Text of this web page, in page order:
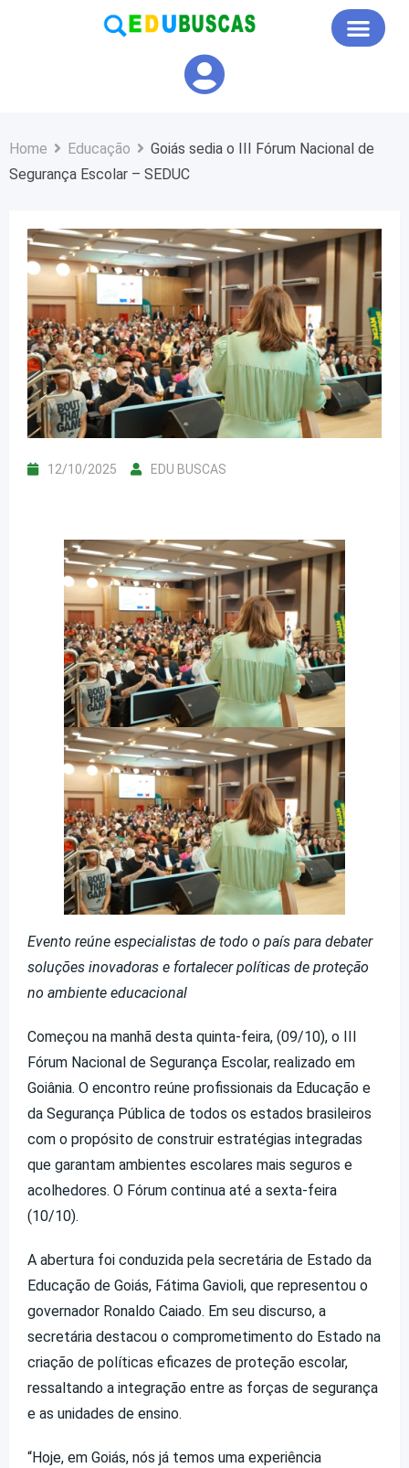
Home Educação
Goiás sedia o III Fórum Nacional de
Segurança Escolar – SEDUC
12/10/2025 EDU BUSCAS
Evento reúne especialistas de todo o país para debater
soluções inovadoras e fortalecer políticas de proteção
no ambiente educacional
Começou na manhã desta quinta-feira, (09/10), o III
Fórum Nacional de Segurança Escolar, realizado em
Goiânia. O encontro reúne profissionais da Educação e
da Segurança Pública de todos os estados brasileiros
com o propósito de construir estratégias integradas
que garantam ambientes escolares mais seguros e
acolhedores. O Fórum continua até a sexta-feira
(10/10).
A abertura foi conduzida pela secretária de Estado da
Educação de Goiás, Fátima Gavioli, que representou o
governador Ronaldo Caiado. Em seu discurso, a
secretária destacou o comprometimento do Estado na
criação de políticas eficazes de proteção escolar,
ressaltando a integração entre as forças de segurança
e as unidades de ensino.
“Hoje, em Goiás, nós já temos uma experiência